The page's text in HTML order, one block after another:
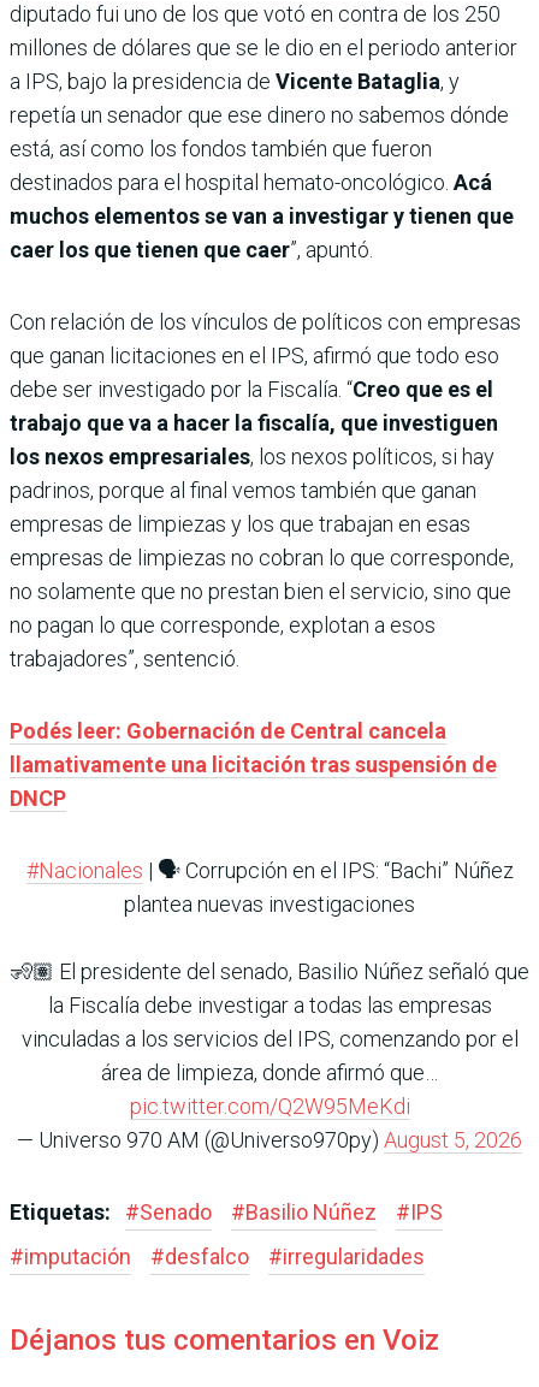
diputado fui uno de los que votó en contra de los 250
millones de dólares que se le dio en el periodo anterior
a IPS, bajo la presidencia de Vicente Bataglia, y
repetía un senador que ese dinero no sabemos dónde
está, así como los fondos también que fueron
destinados para el hospital hemato-oncológico. Acá
muchos elementos se van a investigar y tienen que
caer los que tienen que caer”, apuntó.
Con relación de los vínculos de políticos con empresas
que ganan licitaciones en el IPS, afirmó que todo eso
debe ser investigado por la Fiscalía. “Creo que es el
trabajo que va a hacer la fiscalía, que investiguen
los nexos empresariales, los nexos políticos, si hay
padrinos, porque al final vemos también que ganan
empresas de limpiezas y los que trabajan en esas
empresas de limpiezas no cobran lo que corresponde,
no solamente que no prestan bien el servicio, sino que
no pagan lo que corresponde, explotan a esos
trabajadores”, sentenció.
Podés leer: Gobernación de Central cancela
llamativamente una licitación tras suspensión de
DNCP
#Nacionales | 🗣️ Corrupción en el IPS: “Bachi” Núñez
plantea nuevas investigaciones
🧏🏽 El presidente del senado, Basilio Núñez señaló que
la Fiscalía debe investigar a todas las empresas
vinculadas a los servicios del IPS, comenzando por el
área de limpieza, donde afirmó que…
pic.twitter.com/Q2W95MeKdi
— Universo 970 AM (@Universo970py) August 5, 2026
Etiquetas: #Senado #Basilio Núñez #IPS
#imputación #desfalco #irregularidades
Déjanos tus comentarios en Voiz